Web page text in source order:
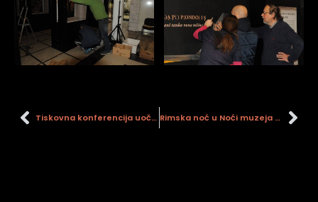
Tiskovna konferencija uoči Noći muzeja 2015. Rimska noć u Noći muzeja 2015.